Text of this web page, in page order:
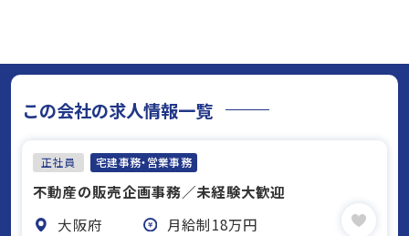
この会社の求人情報一覧
正社員 宅建事務・営業事務
不動産の販売企画事務／未経験大歓迎
大阪府
月給制18万円